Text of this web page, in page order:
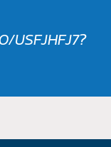
USFJHFJ7?